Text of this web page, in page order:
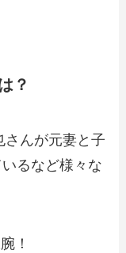
？
さんが元妻と子
るなど様々な
！